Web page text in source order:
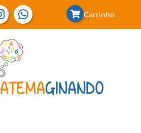
Carrinho